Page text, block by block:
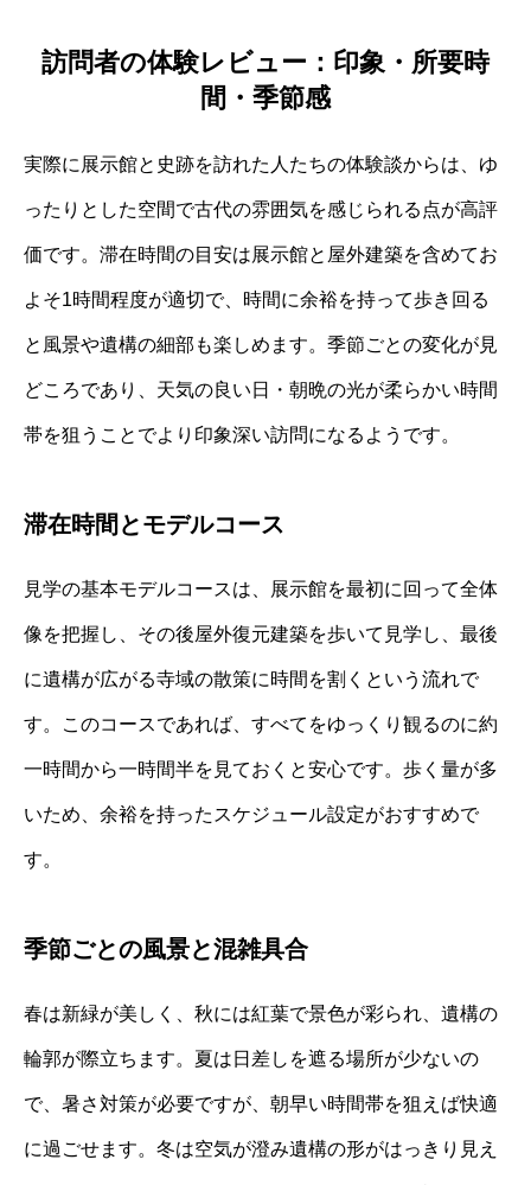
訪問者の体験レビュー：印象・所要時
間・季節感
実際に展示館と史跡を訪れた人たちの体験談からは、ゆ
ったりとした空間で古代の雰囲気を感じられる点が高評
価です。滞在時間の目安は展示館と屋外建築を含めてお
よそ1時間程度が適切で、時間に余裕を持って歩き回る
と風景や遺構の細部も楽しめます。季節ごとの変化が見
どころであり、天気の良い日・朝晩の光が柔らかい時間
帯を狙うことでより印象深い訪問になるようです。
滞在時間とモデルコース
見学の基本モデルコースは、展示館を最初に回って全体
像を把握し、その後屋外復元建築を歩いて見学し、最後
に遺構が広がる寺域の散策に時間を割くという流れで
す。このコースであれば、すべてをゆっくり観るのに約
一時間から一時間半を見ておくと安心です。歩く量が多
いため、余裕を持ったスケジュール設定がおすすめで
す。
季節ごとの風景と混雑具合
春は新緑が美しく、秋には紅葉で景色が彩られ、遺構の
輪郭が際立ちます。夏は日差しを遮る場所が少ないの
で、暑さ対策が必要ですが、朝早い時間帯を狙えば快適
に過ごせます。冬は空気が澄み遺構の形がはっきり見え